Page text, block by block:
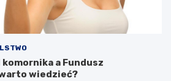
a Fundusz
wiedzieć?